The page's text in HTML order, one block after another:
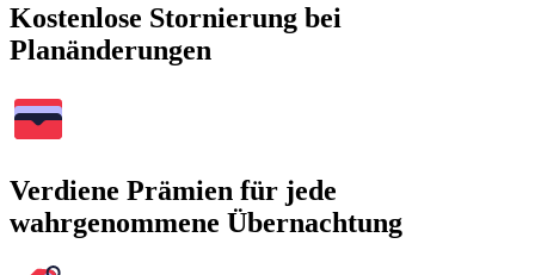
Kostenlose Stornierung bei
Planänderungen
Verdiene Prämien für jede
wahrgenommene Übernachtung